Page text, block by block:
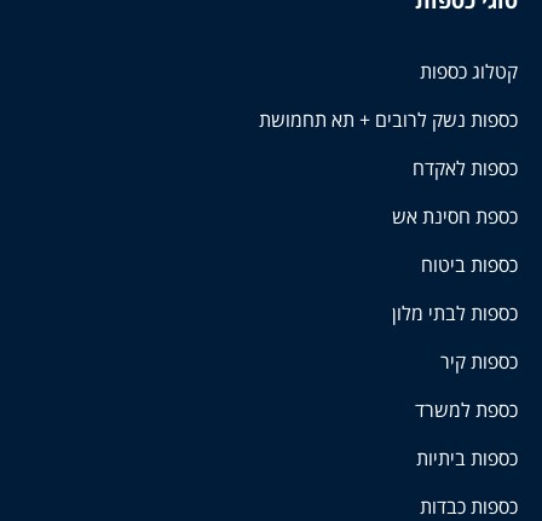
קטלוג כספות
כספות נשק לרובים + תא תחמושת
כספות לאקדח
כספת חסינת אש
כספות ביטוח
כספות לבתי מלון
כספות קיר
כספת למשרד
כספות ביתיות
כספות כבדות